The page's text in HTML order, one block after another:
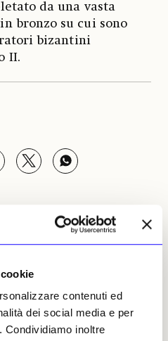
contenuti ed
dei social media e per
Condividiamo inoltre
da una vasta
bronzo su cui sono
bizantini
II.